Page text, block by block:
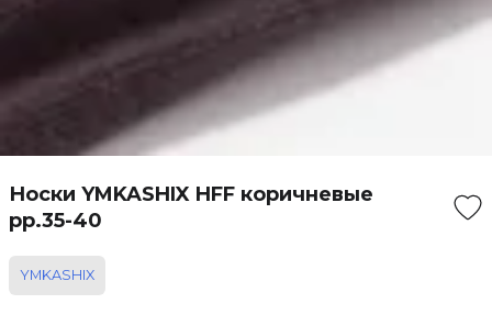
Носки YMKASHIX HFF коричневые
рр.35-40
YMKASHIX